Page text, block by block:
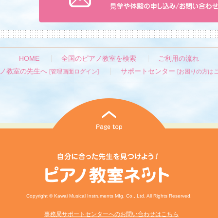
HOME 全国のピアノ教室を検索
ご利用の流れ
教室の先生へ [管理画面ログイン] サポートセンター [お困りの方は
Copyright © Kawai Musical Instruments Mfg. Co., Ltd. All Rights Reserved.
事務局サポートセンターへのお問い合わせはこちら